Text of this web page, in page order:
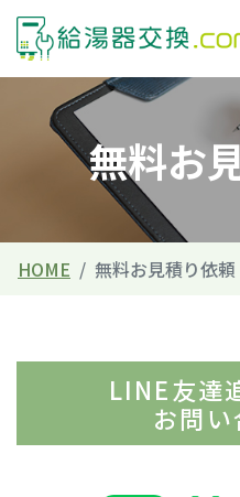
無料お
HOME 無料お見積り依頼
LINE友達
お問い